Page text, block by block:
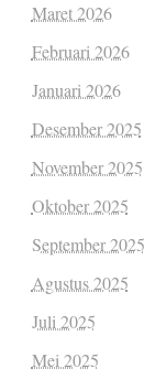
Maret 2026
Februari 2026
Januari 2026
Desember 2025
November 2025
Oktober 2025
September 2025
Agustus 2025
Juli 2025
Mei 2025